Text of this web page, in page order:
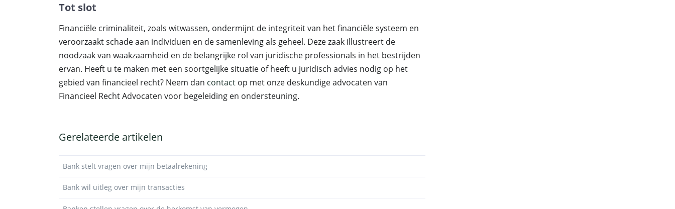
Tot slot
Financiële criminaliteit, zoals witwassen, ondermijnt de integriteit van het financiële systeem en
veroorzaakt schade aan individuen en de samenleving als geheel. Deze zaak illustreert de
noodzaak van waakzaamheid en de belangrijke rol van juridische professionals in het bestrijden
ervan. Heeft u te maken met een soortgelijke situatie of heeft u juridisch advies nodig op het
gebied van financieel recht? Neem dan contact op met onze deskundige advocaten van
Financieel Recht Advocaten voor begeleiding en ondersteuning.
Gerelateerde artikelen
Bank stelt vragen over mijn betaalrekening
Bank wil uitleg over mijn transacties